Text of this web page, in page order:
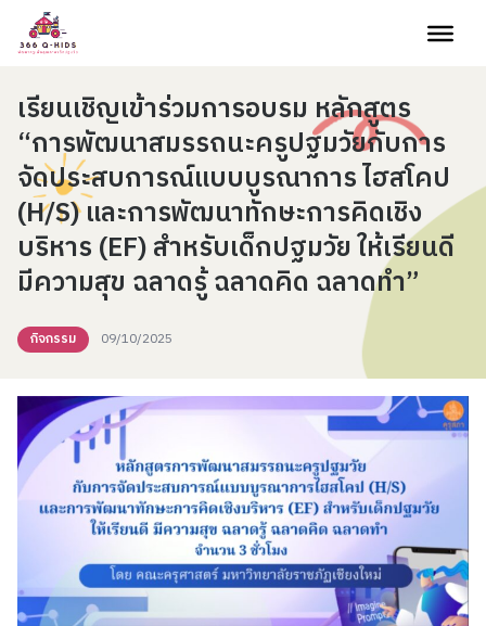
Skip to content
เรียนเชิญเข้าร่วมการอบรม หลักสูตร
“การพัฒนาสมรรถนะครูปฐมวัยกับการ
จัดประสบการณ์แบบบูรณาการ ไฮสโคป
(H/S) และการพัฒนาทักษะการคิดเชิง
บริหาร (EF) สำหรับเด็กปฐมวัย ให้เรียนดี
มีความสุข ฉลาดรู้ ฉลาดคิด ฉลาดทำ”
กิจกรรม 09/10/2025